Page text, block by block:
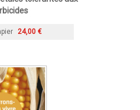
24,00 €